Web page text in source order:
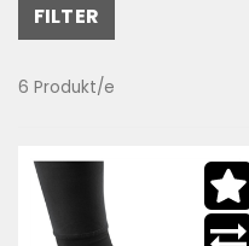
FILTER
6 Produkt/e